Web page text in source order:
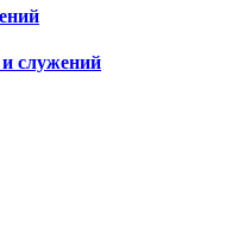
и служений